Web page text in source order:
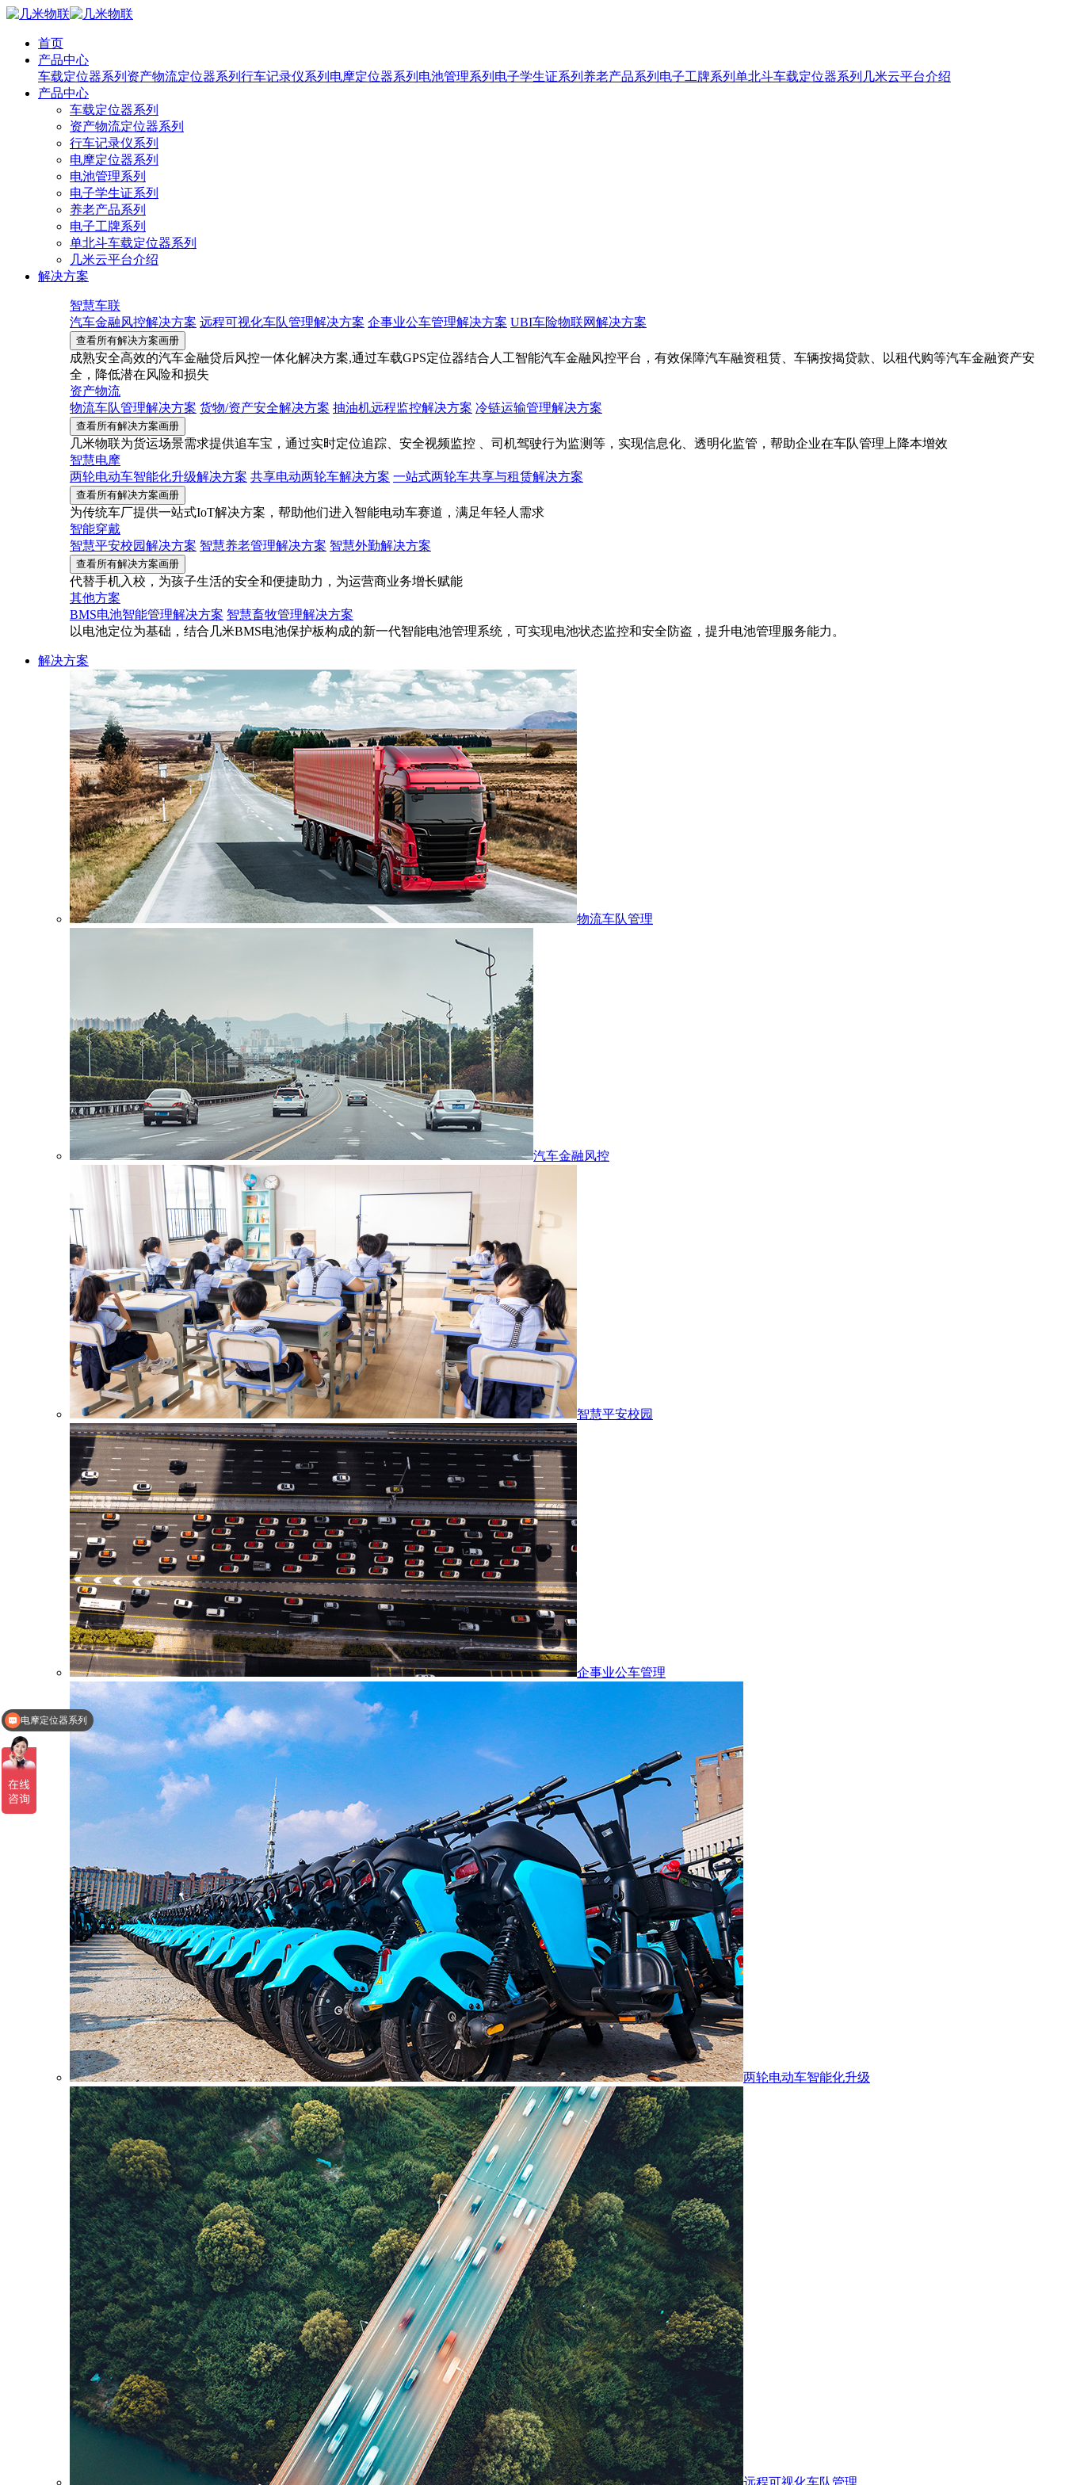
首页
产品中心
车载定位器系列 资产物流定位器系列 行车记录仪系列 电摩定位器系列 电池管理系列 电子学生证系列 养老产品系列 电子工牌系列 单北斗车载定位器系列 几米云平台介绍
产品中心
车载定位器系列
资产物流定位器系列
行车记录仪系列
电摩定位器系列
电池管理系列
电子学生证系列
养老产品系列
电子工牌系列
单北斗车载定位器系列
几米云平台介绍
解决方案
智慧车联
汽车金融风控解决方案 远程可视化车队管理解决方案 企事业公车管理解决方案 UBI车险物联网解决方案
查看所有解决方案画册
成熟安全高效的汽车金融贷后风控一体化解决方案,通过车载GPS定位器结合人工智能汽车金融风控平台，有效保障汽车融资租赁、车辆按揭贷款、以租代购等汽车金融资产安
全，降低潜在风险和损失
资产物流
物流车队管理解决方案 货物/资产安全解决方案 抽油机远程监控解决方案 冷链运输管理解决方案
查看所有解决方案画册
几米物联为货运场景需求提供追车宝，通过实时定位追踪、安全视频监控 、司机驾驶行为监测等，实现信息化、透明化监管，帮助企业在车队管理上降本增效
智慧电摩
两轮电动车智能化升级解决方案 共享电动两轮车解决方案 一站式两轮车共享与租赁解决方案
查看所有解决方案画册
为传统车厂提供一站式IoT解决方案，帮助他们进入智能电动车赛道，满足年轻人需求
智能穿戴
智慧平安校园解决方案 智慧养老管理解决方案 智慧外勤解决方案
查看所有解决方案画册
代替手机入校，为孩子生活的安全和便捷助力，为运营商业务增长赋能
其他方案
BMS电池智能管理解决方案 智慧畜牧管理解决方案
以电池定位为基础，结合几米BMS电池保护板构成的新一代智能电池管理系统，可实现电池状态监控和安全防盗，提升电池管理服务能力。
解决方案
物流车队管理
汽车金融风控
智慧平安校园
企事业公车管理
两轮电动车智能化升级
远程可视化车队管理
定位器系列
电摩定位器系列